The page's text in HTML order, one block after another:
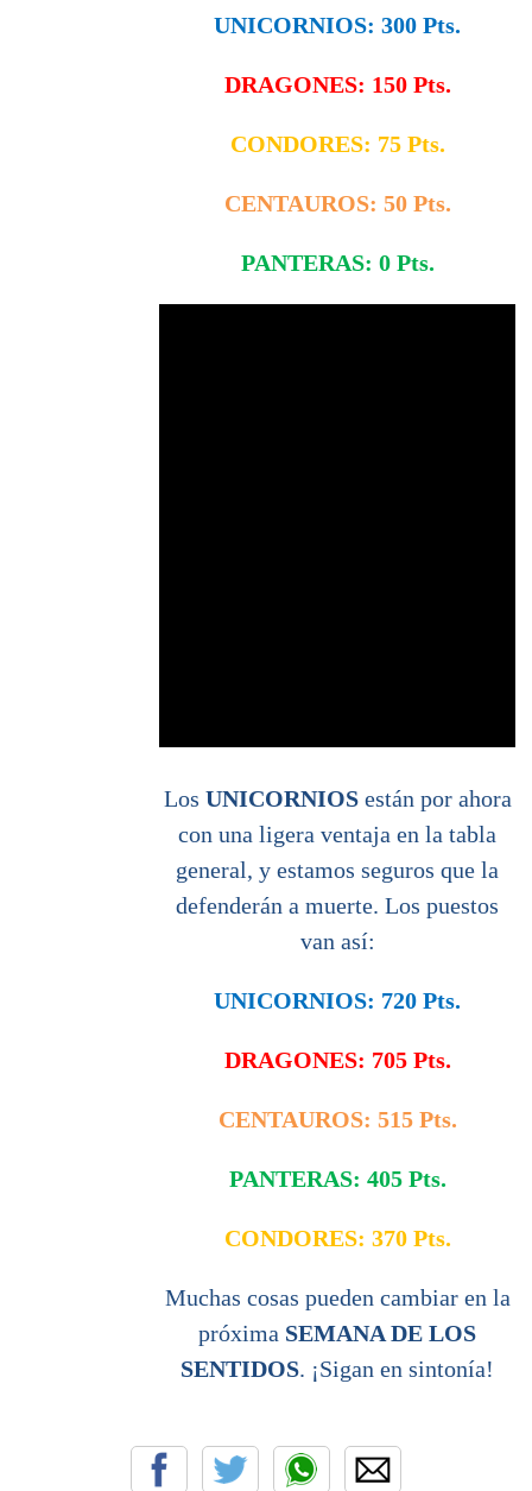
UNICORNIOS: 300 Pts.
DRAGONES: 150 Pts.
CONDORES: 75 Pts.
CENTAUROS: 50 Pts.
PANTERAS: 0 Pts.
Los UNICORNIOSestán por ahora
con una ligera ventaja en la tabla
general, y estamos seguros que la
defenderán a muerte. Los puestos
van así:
UNICORNIOS: 720 Pts.
DRAGONES: 705 Pts.
CENTAUROS: 515 Pts.
PANTERAS: 405 Pts.
CONDORES: 370 Pts.
Muchas cosas pueden cambiar en la
próxima SEMANA DE LOS
SENTIDOS. ¡Sigan en sintonía!